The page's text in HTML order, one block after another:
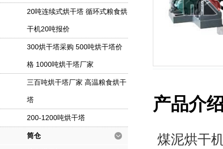
20吨连续式烘干塔 循环式粮食烘
干机20吨报价
300烘干塔采购 500吨烘干塔价
格 1000吨烘干塔厂家
三百吨烘干塔厂家 高温粮食烘干
塔
200-1200吨烘干塔
筒仓
产品介
煤泥烘干